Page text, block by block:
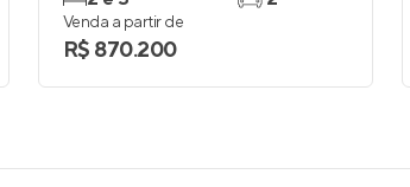
Venda a partir de
R$ 870.200